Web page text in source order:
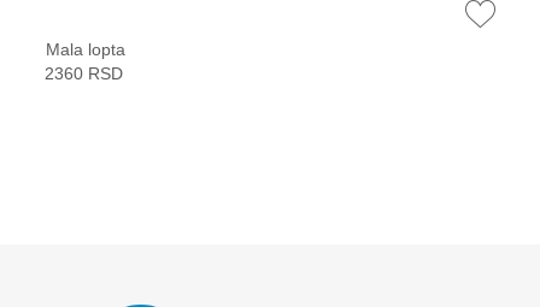
Mala lopta
2360 RSD